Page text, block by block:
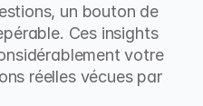
un bouton de
Ces insights
votre
réelles vécues par